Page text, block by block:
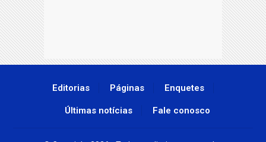
Editorias Páginas Enquetes
Últimas notícias Fale conosco